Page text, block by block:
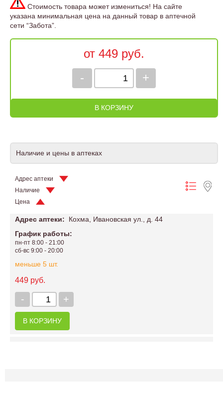
Стоимость товара может измениться! На сайте
указана минимальная цена на данный товар в аптечной
сети “Забота”.
от 449 руб.
+
-
В КОРЗИНУ
Наличие и цены в аптеках
Адрес аптеки
Наличие
Цена
Адрес аптеки:
Кохма, Ивановская ул., д. 44
График работы:
пн-пт 8:00 - 21:00
сб-вс 9:00 - 20:00
меньше 5 шт.
449 руб.
+
-
В КОРЗИНУ